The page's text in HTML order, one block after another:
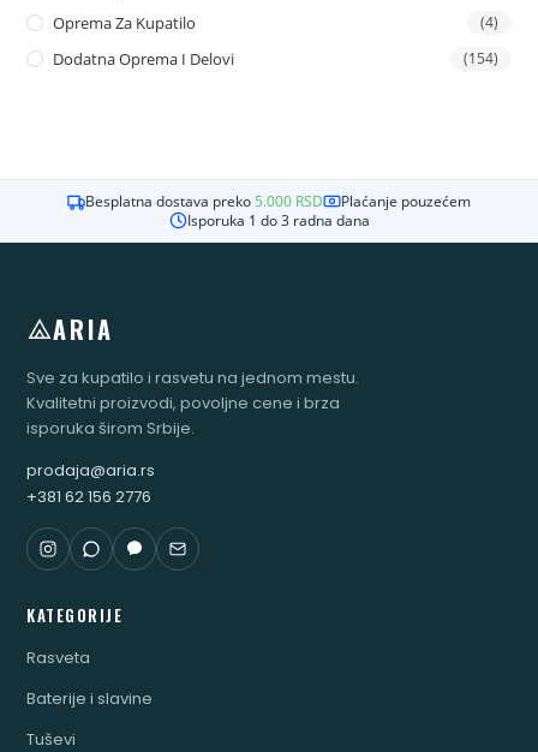
Oprema Za Kupatilo (4)
Dodatna Oprema I Delovi (154)
Besplatna dostava preko 5.000 RSD
Plaćanje pouzećem
Isporuka 1 do 3 radna dana
ARIA
Sve za kupatilo i rasvetu na jednom mestu.
Kvalitetni proizvodi, povoljne cene i brza
isporuka širom Srbije.
prodaja@aria.rs
+381 62 156 2776
KATEGORIJE
Rasveta
Baterije i slavine
Tuševi